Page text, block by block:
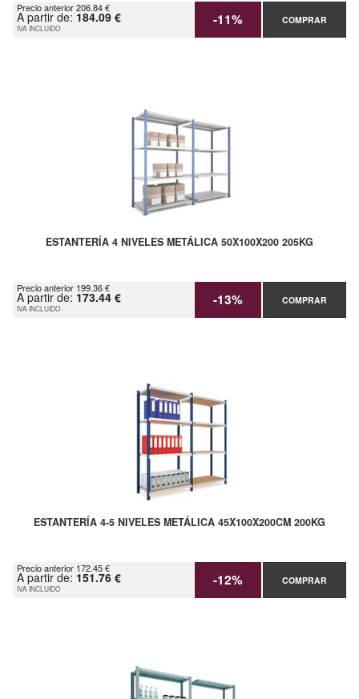
Precio anterior 206.84 €
A partir de: 184.09 €
IVA INCLUIDO -11% COMPRAR
ESTANTERÍA 4 NIVELES METÁLICA 50X100X200 205KG
Precio anterior 199.36 €
A partir de: 173.44 €
IVA INCLUIDO -13% COMPRAR
ESTANTERÍA 4-5 NIVELES METÁLICA 45X100X200CM 200KG
Precio anterior 172.45 €
A partir de: 151.76 €
IVA INCLUIDO -12% COMPRAR